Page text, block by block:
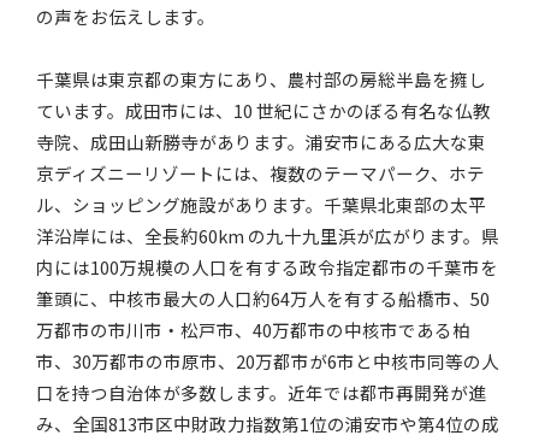
の声をお伝えします。
千葉県は東京都の東方にあり、農村部の房総半島を擁し
ています。成田市には、10 世紀にさかのぼる有名な仏教
寺院、成田山新勝寺があります。浦安市にある広大な東
京ディズニーリゾートには、複数のテーマパーク、ホテ
ル、ショッピング施設があります。千葉県北東部の太平
洋沿岸には、全長約60km の九十九里浜が広がります。県
内には100万規模の人口を有する政令指定都市の千葉市を
筆頭に、中核市最大の人口約64万人を有する船橋市、50
万都市の市川市・松戸市、40万都市の中核市である柏
市、30万都市の市原市、20万都市が6市と中核市同等の人
口を持つ自治体が多数します。近年では都市再開発が進
み、全国813市区中財政力指数第1位の浦安市や第4位の成